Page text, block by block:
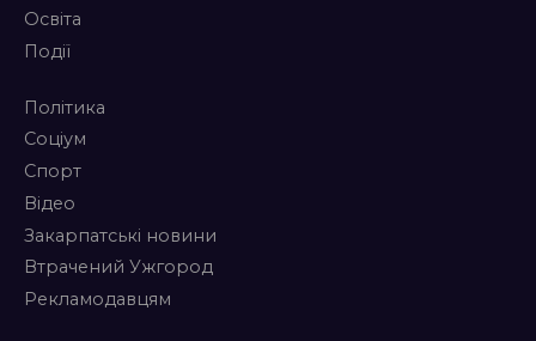
Освіта
Події
Політика
Соціум
Спорт
Відео
Закарпатські новини
Втрачений Ужгород
Рекламодавцям